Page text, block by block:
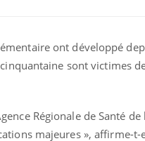
ont développé
sont victimes
Régionale de Santé
majeures », affirme-t-